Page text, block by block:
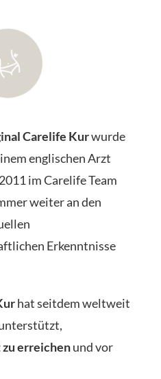
Carelife Kurwurde
englischen Arzt
im Carelife Team
weiter an den
Erkenntnisse
hat seitdem weltweit
erreichenund vor